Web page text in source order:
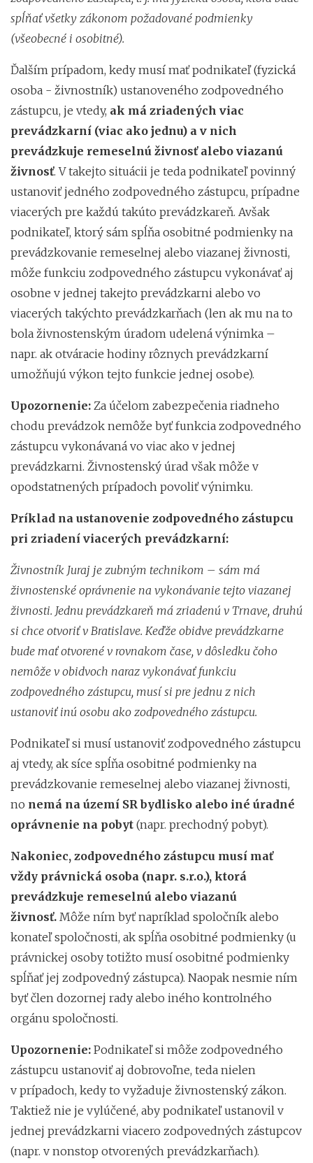
spĺňať všetky zákonom požadované podmienky
(všeobecné i osobitné).
Ďalším prípadom, kedy musí mať podnikateľ (fyzická
osoba - živnostník) ustanoveného zodpovedného
zástupcu, je vtedy, ak má zriadených viac
prevádzkarní (viac ako jednu) a v nich
prevádzkuje remeselnú živnosť alebo viazanú
živnosť. V takejto situácii je teda podnikateľ povinný
ustanoviť jedného zodpovedného zástupcu, prípadne
viacerých pre každú takúto prevádzkareň. Avšak
podnikateľ, ktorý sám spĺňa osobitné podmienky na
prevádzkovanie remeselnej alebo viazanej živnosti,
môže funkciu zodpovedného zástupcu vykonávať aj
osobne v jednej takejto prevádzkarni alebo vo
viacerých takýchto prevádzkarňach (len ak mu na to
bola živnostenským úradom udelená výnimka –
napr. ak otváracie hodiny rôznych prevádzkarní
umožňujú výkon tejto funkcie jednej osobe).
Upozornenie: Za účelom zabezpečenia riadneho
chodu prevádzok nemôže byť funkcia zodpovedného
zástupcu vykonávaná vo viac ako v jednej
prevádzkarni. Živnostenský úrad však môže v
opodstatnených prípadoch povoliť výnimku.
Príklad na ustanovenie zodpovedného zástupcu
pri zriadení viacerých prevádzkarní:
Živnostník Juraj je zubným technikom – sám má
živnostenské oprávnenie na vykonávanie tejto viazanej
živnosti. Jednu prevádzkareň má zriadenú v Trnave, druhú
si chce otvoriť v Bratislave. Keďže obidve prevádzkarne
bude mať otvorené v rovnakom čase, v dôsledku čoho
nemôže v obidvoch naraz vykonávať funkciu
zodpovedného zástupcu, musí si pre jednu z nich
ustanoviť inú osobu ako zodpovedného zástupcu.
Podnikateľ si musí ustanoviť zodpovedného zástupcu
aj vtedy, ak síce spĺňa osobitné podmienky na
prevádzkovanie remeselnej alebo viazanej živnosti,
no nemá na území SR bydlisko alebo iné úradné
oprávnenie na pobyt (napr. prechodný pobyt).
Nakoniec, zodpovedného zástupcu musí mať
vždy právnická osoba (napr. s.r.o.), ktorá
prevádzkuje remeselnú alebo viazanú
živnosť. Môže ním byť napríklad spoločník alebo
konateľ spoločnosti, ak spĺňa osobitné podmienky (u
právnickej osoby totižto musí osobitné podmienky
spĺňať jej zodpovedný zástupca). Naopak nesmie ním
byť člen dozornej rady alebo iného kontrolného
orgánu spoločnosti.
Upozornenie: Podnikateľ si môže zodpovedného
zástupcu ustanoviť aj dobrovoľne, teda nielen
v prípadoch, kedy to vyžaduje živnostenský zákon.
Taktiež nie je vylúčené, aby podnikateľ ustanovil v
jednej prevádzkarni viacero zodpovedných zástupcov
(napr. v nonstop otvorených prevádzkarňach).